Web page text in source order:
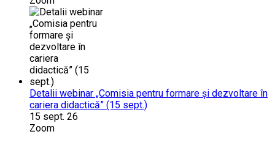
Detalii webinar „Comisia pentru formare și dezvoltare în
cariera didactică” (15 sept.)
15 sept. 26
Zoom